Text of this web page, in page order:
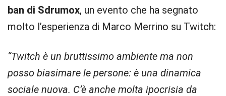
ban di Sdrumox, un evento che ha segnato
molto l’esperienza di Marco Merrino su Twitch:
“Twitch è un bruttissimo ambiente ma non
posso biasimare le persone: è una dinamica
sociale nuova. C’è anche molta ipocrisia da